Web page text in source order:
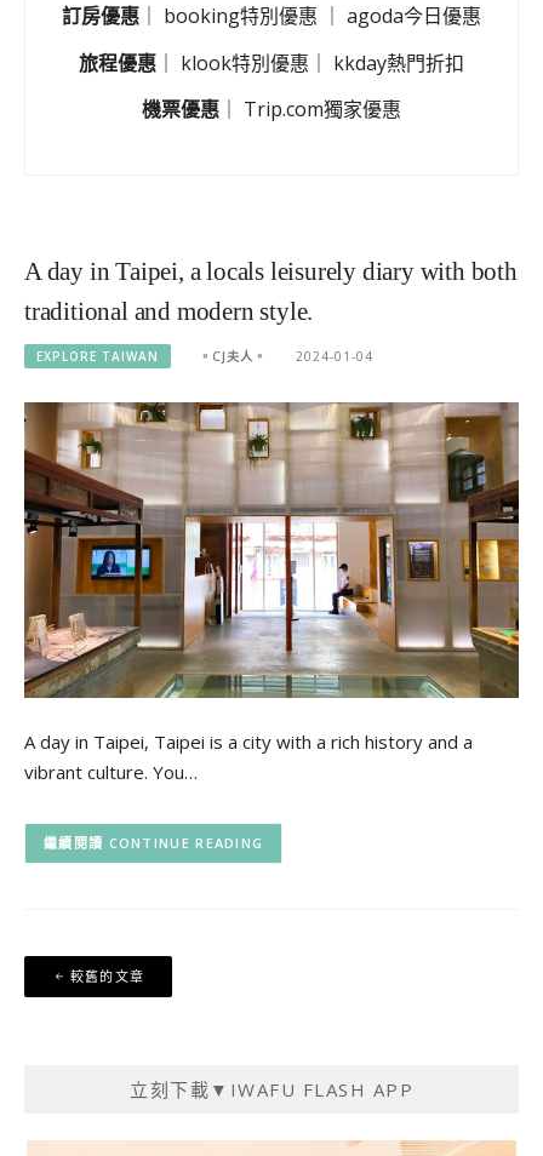
訂房優惠 booking特別優惠
agoda今日優惠
旅程優惠 ｜ klook特別優惠 ｜ kkday熱門折扣
機票優惠
Trip.com獨家優惠
A day in Taipei, a locals leisurely diary with both
traditional and modern style.
EXPLORE TAIWAN 。CJ夫人。 2024-01-04
A day in Taipei, Taipei is a city with a rich history and a
vibrant culture. You…
CONTINUE READING
文
章
較舊的文章
立刻下載▼IWAFU FLASH APP